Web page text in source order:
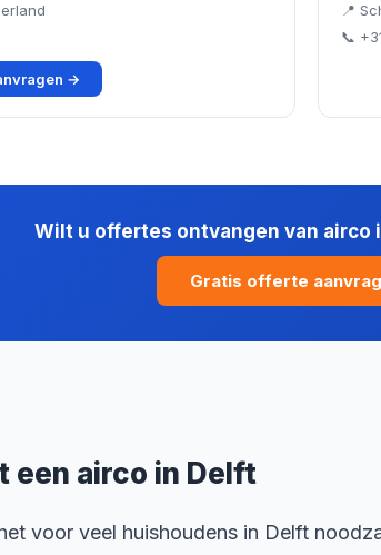
→
📍
📞
Wilt u offertes ontvangen van airco
Gratis offerte
een airco in Delft
voor veel huishoudens in Delft